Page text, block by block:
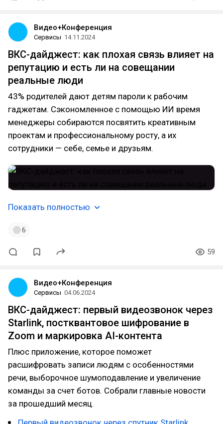
Видео+Конференция
Сервисы 14.11.2024
ВКС-дайджест: как плохая связь влияет на
репутацию и есть ли на совещании
реальные люди
43% родителей дают детям пароли к рабочим
гаджетам. Сэкономленное с помощью ИИ время
менеджеры собираются посвятить креативным
проектам и профессиональному росту, а их
сотрудники — себе, семье и друзьям.
Показать полностью
6
59
Видео+Конференция
Сервисы 04.06.2024
ВКС-дайджест: первый видеозвонок через
Starlink, постквантовое шифрование в
Zoom и маркировка AI-контента
Плюс приложение, которое поможет
расшифровать записи людям с особенностями
речи, выборочное шумоподавление и увеличение
команды за счет ботов. Собрали главные новости
за прошедший месяц.